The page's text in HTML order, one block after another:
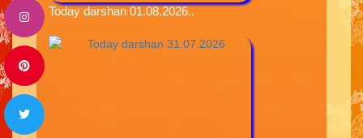
Today darshan 01.08.2026..